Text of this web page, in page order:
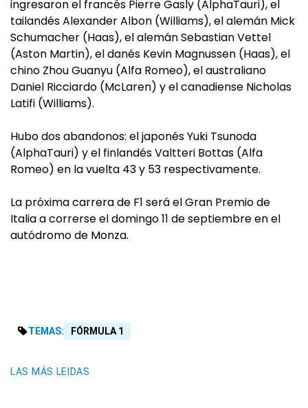
ingresaron el francés Pierre Gasly (AlphaTauri), el
tailandés Alexander Albon (Williams), el alemán Mick
Schumacher (Haas), el alemán Sebastian Vettel
(Aston Martin), el danés Kevin Magnussen (Haas), el
chino Zhou Guanyu (Alfa Romeo), el australiano
Daniel Ricciardo (McLaren) y el canadiense Nicholas
Latifi (Williams).
Hubo dos abandonos: el japonés Yuki Tsunoda
(AlphaTauri) y el finlandés Valtteri Bottas (Alfa
Romeo) en la vuelta 43 y 53 respectivamente.
La próxima carrera de F1 será el Gran Premio de
Italia a correrse el domingo 11 de septiembre en el
autódromo de Monza.
TEMAS: FÓRMULA 1
LAS MÁS LEIDAS